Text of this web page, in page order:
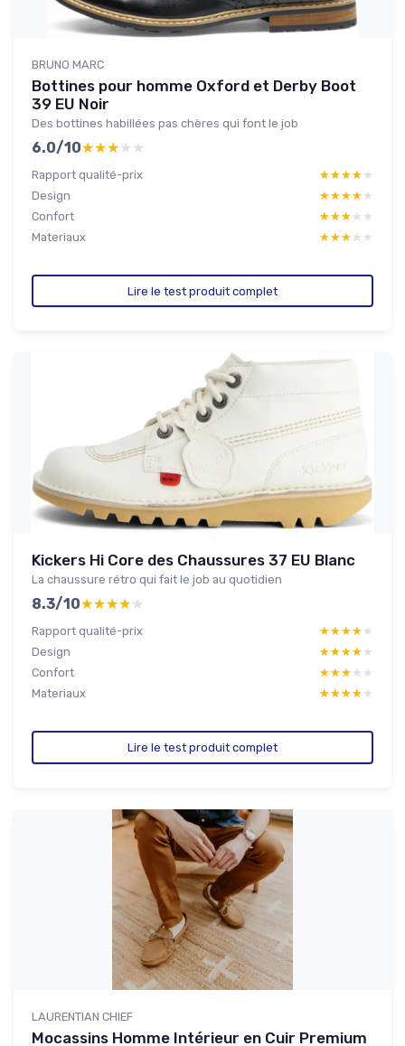
BRUNO MARC
Bottines pour homme Oxford et Derby Boot
39 EU Noir
Des bottines habillées pas chères qui font le job
6.0/10★★★★★
★★★★★
Rapport qualité-prix ★★★★★
★★★★★
Design
★★★★★
★★★★★
Confort
★★★★★
★★★★★
Materiaux
★★★★★
★★★★★
Lire le test produit complet
Kickers Hi Core des Chaussures 37 EU Blanc
La chaussure rétro qui fait le job au quotidien
8.3/10★★★★★
★★★★★
Rapport qualité-prix ★★★★★
★★★★★
Design
★★★★★
★★★★★
Confort
★★★★★
★★★★★
Materiaux
★★★★★
★★★★★
Lire le test produit complet
LAURENTIAN CHIEF
Mocassins Homme Intérieur en Cuir Premium